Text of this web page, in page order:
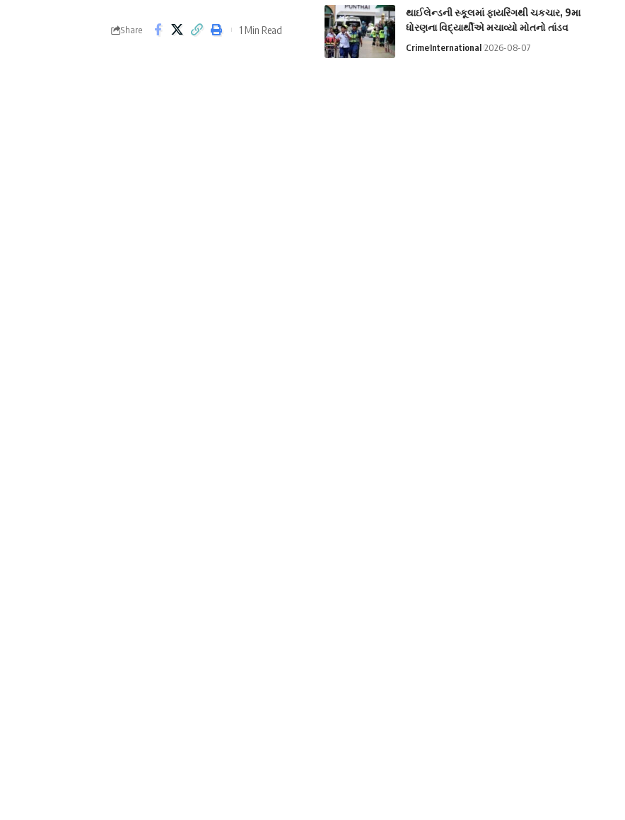
Share 1 Min Read
થાઈલેન્ડની સ્કૂલમાં ફાયરિંગથી ચકચાર, 9મા
ધોરણના વિદ્યાર્થીએ મચાવ્યો મોતનો તાંડવ
CrimeInternational 2026-08-07